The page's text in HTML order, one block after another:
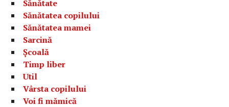
Sănătate
Sănătatea copilului
Sănătatea mamei
Sarcină
Școală
Timp liber
Util
Vârsta copilului
Voi fi mămică